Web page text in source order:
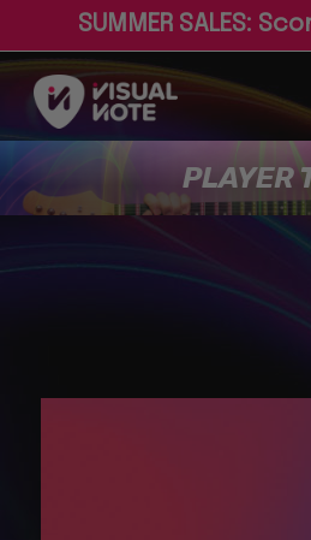
SUM M ER SALES: Sco
PLAYER